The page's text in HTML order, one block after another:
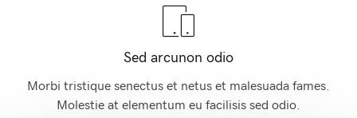
Sed arcunon odio
Morbi tristique senectus et netus et malesuada fames.
Molestie at elementum eu facilisis sed odio.